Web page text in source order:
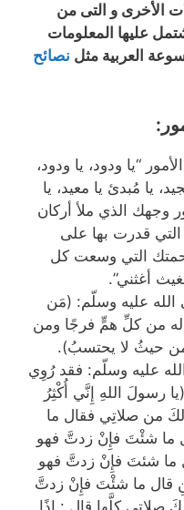
الأخرى و التى من
عليها المعلومات
العربية مثل نصائح
“يا ودود، يا ودود،
يا مُبدئ يا معيد، يا
وجهك الذي ملأ أركان
قدرت بها على
التي وسعت كل
أغثني”.
الله عليه وسلّم: (مَن
له من كلِّ همٍّ فرجًا ومن
حيثُ لا يحتسبُ).
عليه وسلّم: فقد رُوِي
رسولَ اللهِ إِنَّي أُكْثِرُ
من صلاتِي فقال ما
ما شئْتَ فإِنْ زدتَّ فهو
ما شئتَ فإِنْ زدتَّ فهو
قال ما شئْتَ فإِنْ زدتَّ
صلاتي كلَّها قال : إذًا